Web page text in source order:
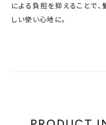
による負担を抑えることで
しい使い心地に。